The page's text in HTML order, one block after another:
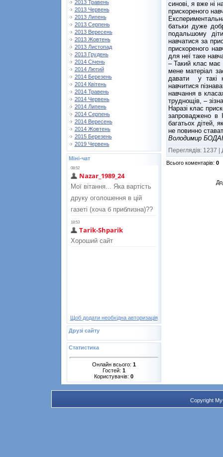
2013 Травень
2013 Червень
2013 Липень
2013 Серпень
2013 Вересень
2013 Жовтень
2013 Листопад
2013 Грудень
2014 Січень
2014 Лютий
2014 Березень
2014 Квітень
2014 Травень
2014 Червень
2014 Липень
2014 Серпень
2014 Вересень
2014 Жовтень
2015 Березень
2019 Червень
Міні-чат
Щоб додати необхідна авторизація
Друзі сайту
Статистика
Онлайн всього: 1
Гостей: 1
Користувачів: 0
синові, я вже ні
прискореного
батьки дуже
подальшому
навчатися за
прискореного
для неї таке
– Такий клас має
мене матеріал
давати у такі
навчитися
навчання в
труднощів, –
Наразі клас
запроваджено в
багатьох дітей,
не повинно
Володимир
Переглядів: 1237 |
Всього коментарів: 0
Copyright